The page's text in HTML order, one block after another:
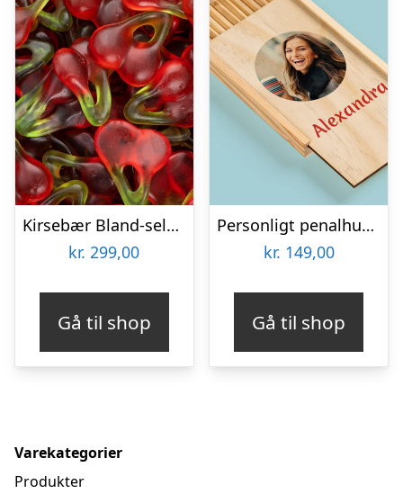
Kirsebær Bland-selv slik i kasser 2,4 kg
kr. 299,00
Gå til shop
Personligt penalhus med foto & tekst
kr. 149,00
Gå til shop
Varekategorier
Produkter